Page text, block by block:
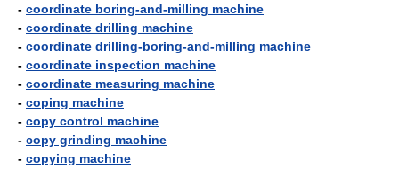
- coordinate boring-and-milling machine
- coordinate drilling machine
- coordinate drilling-boring-and-milling machine
- coordinate inspection machine
- coordinate measuring machine
- coping machine
- copy control machine
- copy grinding machine
- copying machine